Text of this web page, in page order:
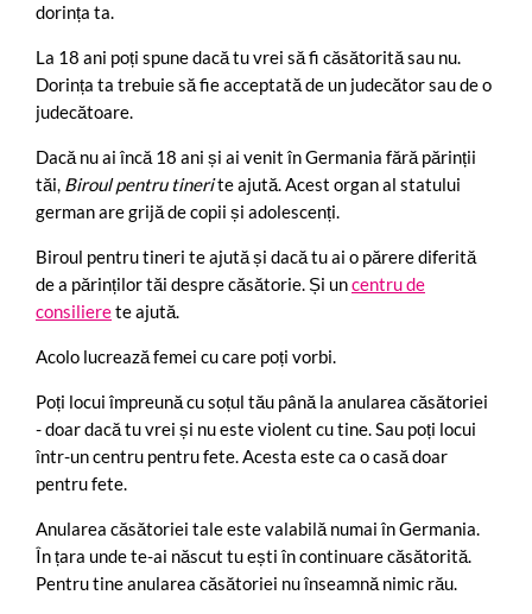
dorința ta.
La 18 ani poți spune dacă tu vrei să fi căsătorită sau nu.
Dorința ta trebuie să fie acceptată de un judecător sau de o
judecătoare.
Dacă nu ai încă 18 ani și ai venit în Germania fără părinții
tăi, Biroul pentru tinerite ajută. Acest organ al statului
german are grijă de copii și adolescenți.
Biroul pentru tineri te ajută și dacă tu ai o părere diferită
de a părinților tăi despre căsătorie. Și uncentru de
consilierete ajută.
Acolo lucrează femei cu care poți vorbi.
Poți locui împreună cu soțul tău până la anularea căsătoriei
- doar dacă tu vrei și nu este violent cu tine. Sau poți locui
într-un centru pentru fete. Acesta este ca o casă doar
pentru fete.
Anularea căsătoriei tale este valabilă numai în Germania.
În țara unde te-ai născut tu ești în continuare căsătorită.
Pentru tine anularea căsătoriei nu înseamnă nimic rău.